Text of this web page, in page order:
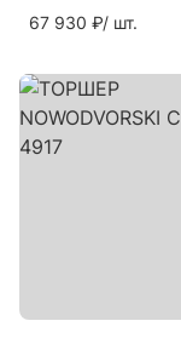
67 930 ₽/ шт.